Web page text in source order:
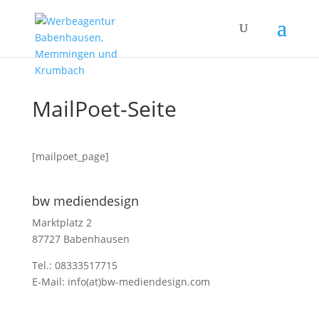
MailPoet-Seite
[mailpoet_page]
bw mediendesign
Marktplatz 2
87727 Babenhausen
Tel.: 08333517715
E-Mail: info(at)bw-mediendesign.com